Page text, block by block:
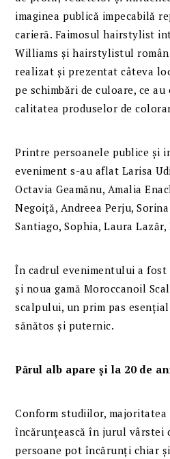
imaginea publică impecabilă
carieră. Faimosul hairstylist
Williams și hairstylistul
realizat și prezentat câteva
pe schimbări de culoare, ce
calitatea produselor de
Printre persoanele publice și
eveniment s-au aflat Larisa
Octavia Geamănu, Amalia
Negoiță, Andreea Perju,
Santiago, Sophia, Laura
În cadrul evenimentului a
și noua gamă Moroccanoil
scalpului, un prim pas
sănătos și puternic.
Părul alb apare și la 20 de
Conform studiilor, majoritatea
încărunțească în jurul vârstei
persoane pot încărunți chiar